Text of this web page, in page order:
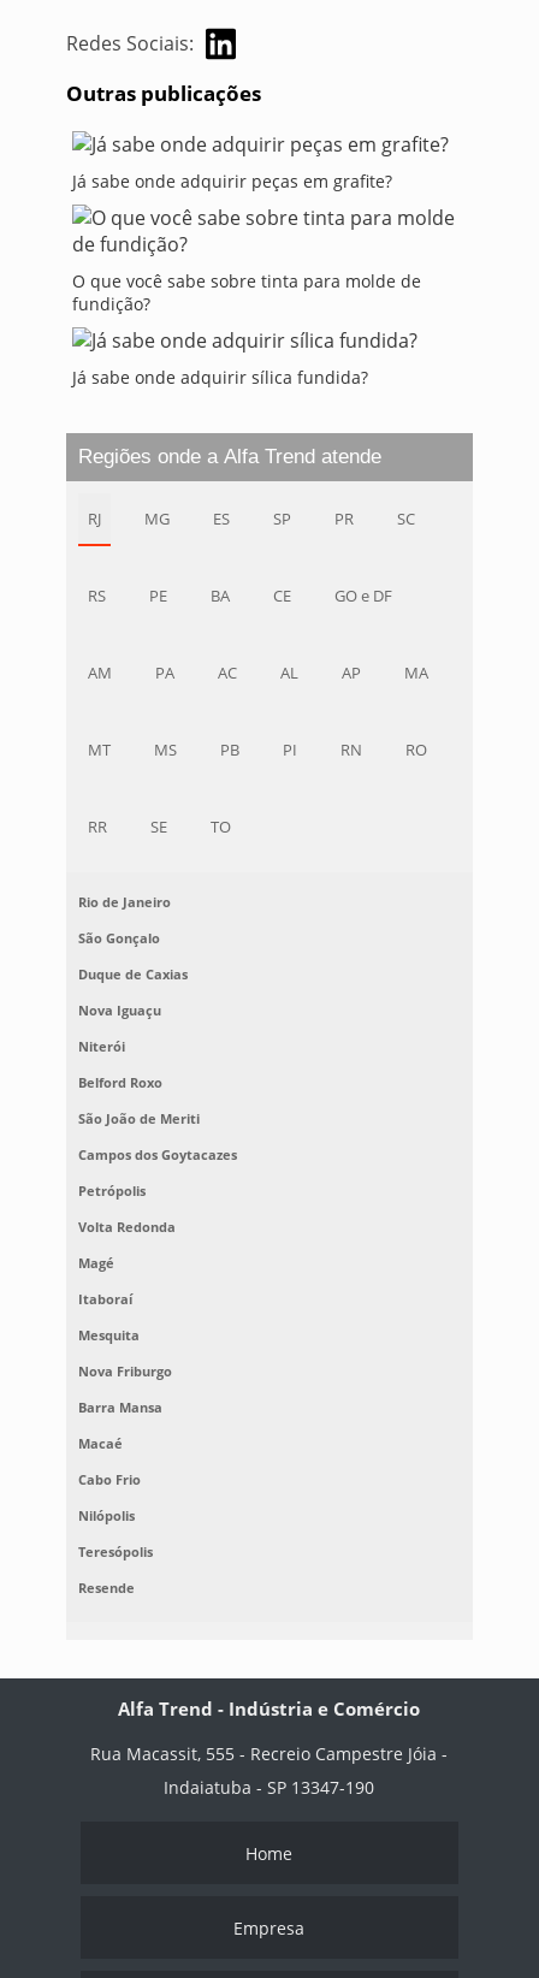
Redes Sociais:
Outras publicações
Já sabe onde adquirir peças em grafite?
O que você sabe sobre tinta para molde de
fundição?
Já sabe onde adquirir sílica fundida?
Regiões onde a Alfa Trend atende
RJ MG ES SP PR SC
RS PE BA CE GO e DF
AM PA AC AL AP MA
MT MS PB PI RN RO
RR SE TO
Rio de Janeiro
São Gonçalo
Duque de Caxias
Nova Iguaçu
Niterói
Belford Roxo
São João de Meriti
Campos dos Goytacazes
Petrópolis
Volta Redonda
Magé
Itaboraí
Mesquita
Nova Friburgo
Barra Mansa
Macaé
Cabo Frio
Nilópolis
Teresópolis
Resende
Alfa Trend - Indústria e Comércio
Rua Macassit, 555 - Recreio Campestre Jóia -
Indaiatuba - SP 13347-190
Home
Empresa